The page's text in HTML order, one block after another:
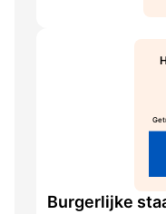
Burgerlijke